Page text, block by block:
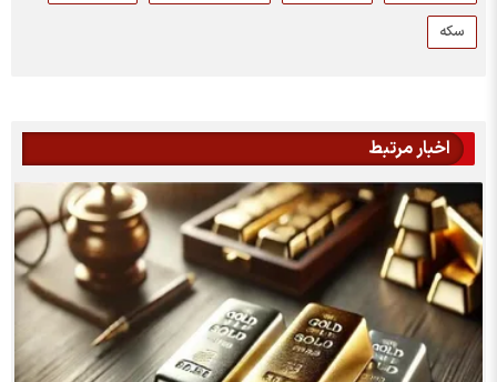
سکه
اخبار مرتبط